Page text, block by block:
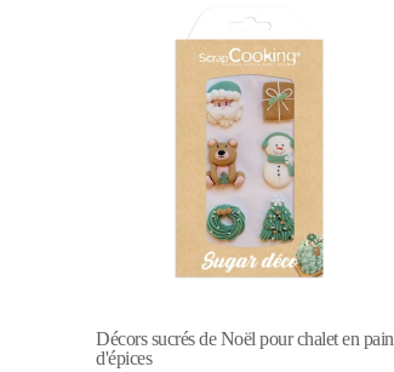
Décors sucrés de Noël pour chalet en pain
d'épices